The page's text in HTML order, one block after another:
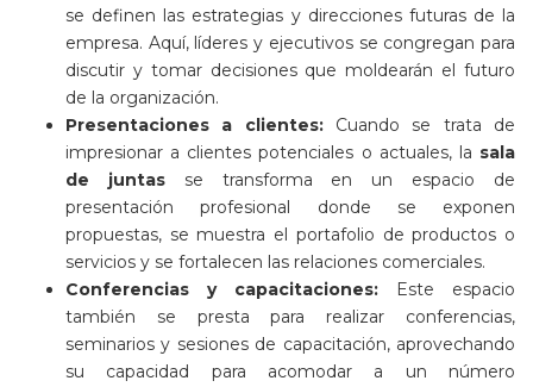
se definen las estrategias y direcciones futuras de la
empresa. Aquí, líderes y ejecutivos se congregan para
discutir y tomar decisiones que moldearán el futuro
de la organización.
Presentaciones a clientes:Cuando se trata de
impresionar a clientes potenciales o actuales, la sala
de juntasse transforma en un espacio de
presentación profesional donde se exponen
propuestas, se muestra el portafolio de productos o
servicios y se fortalecen las relaciones comerciales.
Conferencias y capacitaciones: Este espacio
también se presta para realizar conferencias,
seminarios y sesiones de capacitación, aprovechando
su capacidad para acomodar a un número